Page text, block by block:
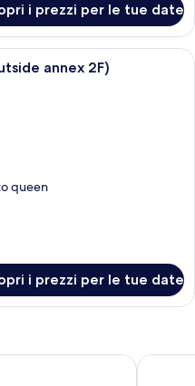
i prezzi per le tue date
stanza con soffitto in legno, un
annex 2F)
queen
i prezzi per le tue date